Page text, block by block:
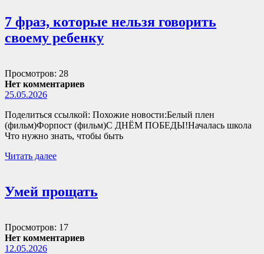
7 фраз, которые нельзя говорить
своему ребенку
Просмотров: 28
Нет комментариев
25.05.2026
Поделиться ссылкой: Похожие новости:Белый плен
(фильм)Форпост (фильм)С ДНЁМ ПОБЕДЫ!Началась школа
Что нужно знать, чтобы быть
Читать далее
Умей прощать
Просмотров: 17
Нет комментариев
12.05.2026